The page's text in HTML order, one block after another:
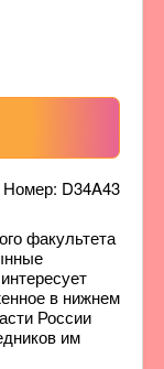
Номер: D34A43
факультета
в нижнем
России
им